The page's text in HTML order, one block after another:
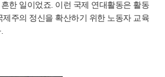
한 일이었죠. 이런 국제 연대활동은 활동
주의 정신을 확산하기 위한 노동자 교육